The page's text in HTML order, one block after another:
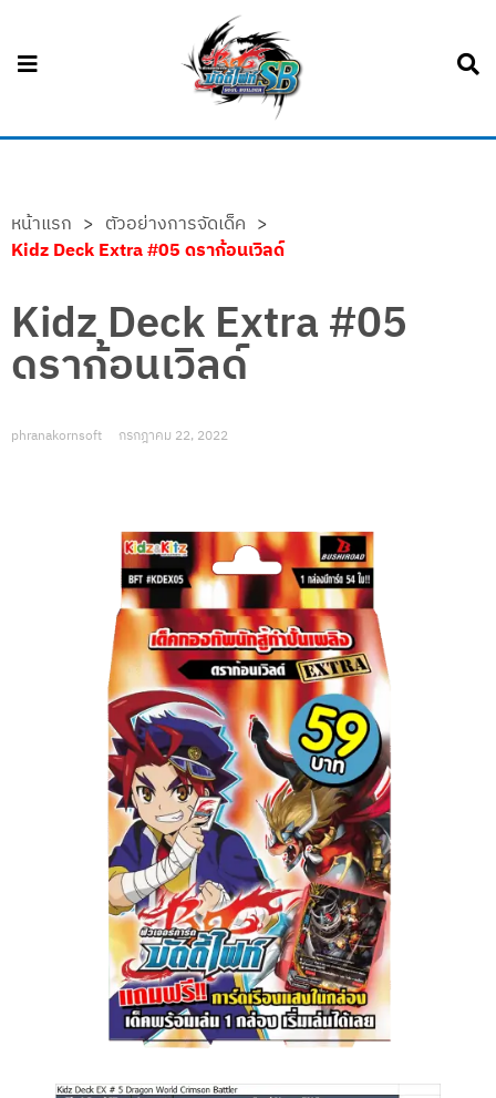
หน้าแรก > ตัวอย่างการจัดเด็ค >
Kidz Deck Extra #05 ดราก้อนเวิลด์
Kidz Deck Extra #05
ดราก้อนเวิลด์
phranakornsoft กรกฎาคม 22, 2022